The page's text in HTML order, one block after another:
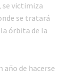
se victimiza
se tratará
órbita de la
año de hacerse